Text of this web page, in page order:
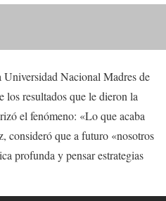
November
Nacional Madres de
los resultados que le dieron la
el fenómeno: «Lo que acaba
consideró que a futuro «nosotros
profunda y pensar estrategias